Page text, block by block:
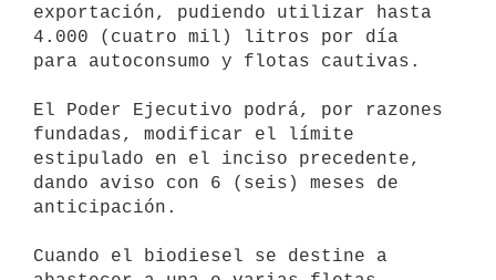
exportación, pudiendo utilizar hasta
4.000 (cuatro mil) litros por día
para autoconsumo y flotas cautivas.
El Poder Ejecutivo podrá, por razones
fundadas, modificar el límite
estipulado en el inciso precedente,
dando aviso con 6 (seis) meses de
anticipación.
Cuando el biodiesel se destine a